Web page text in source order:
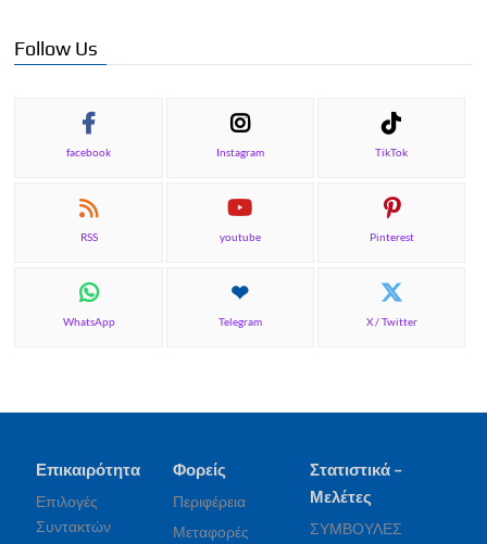
Follow Us
facebook Instagram TikTok
RSS youtube Pinterest
WhatsApp Telegram X / Twitter
Επικαιρότητα
Επιλογές
Συντακτών
Φορείς
Περιφέρεια
Μεταφορές
Στατιστικά –
Μελέτες
ΣΥΜΒΟΥΛΕΣ